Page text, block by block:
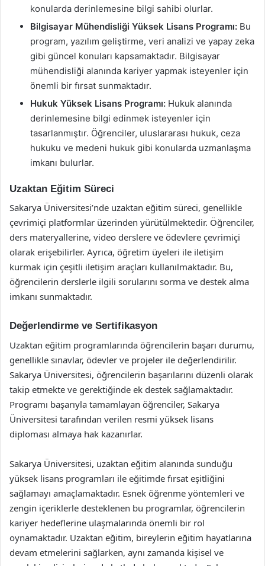
konularda derinlemesine bilgi sahibi olurlar.
Bilgisayar Mühendisliği Yüksek Lisans Programı: Bu
program, yazılım geliştirme, veri analizi ve yapay zeka
gibi güncel konuları kapsamaktadır. Bilgisayar
mühendisliği alanında kariyer yapmak isteyenler için
önemli bir fırsat sunmaktadır.
Hukuk Yüksek Lisans Programı: Hukuk alanında
derinlemesine bilgi edinmek isteyenler için
tasarlanmıştır. Öğrenciler, uluslararası hukuk, ceza
hukuku ve medeni hukuk gibi konularda uzmanlaşma
imkanı bulurlar.
Uzaktan Eğitim Süreci
Sakarya Üniversitesi’nde uzaktan eğitim süreci, genellikle
çevrimiçi platformlar üzerinden yürütülmektedir. Öğrenciler,
ders materyallerine, video derslere ve ödevlere çevrimiçi
olarak erişebilirler. Ayrıca, öğretim üyeleri ile iletişim
kurmak için çeşitli iletişim araçları kullanılmaktadır. Bu,
öğrencilerin derslerle ilgili sorularını sorma ve destek alma
imkanı sunmaktadır.
Değerlendirme ve Sertifikasyon
Uzaktan eğitim programlarında öğrencilerin başarı durumu,
genellikle sınavlar, ödevler ve projeler ile değerlendirilir.
Sakarya Üniversitesi, öğrencilerin başarılarını düzenli olarak
takip etmekte ve gerektiğinde ek destek sağlamaktadır.
Programı başarıyla tamamlayan öğrenciler, Sakarya
Üniversitesi tarafından verilen resmi yüksek lisans
diploması almaya hak kazanırlar.
Sakarya Üniversitesi, uzaktan eğitim alanında sunduğu
yüksek lisans programları ile eğitimde fırsat eşitliğini
sağlamayı amaçlamaktadır. Esnek öğrenme yöntemleri ve
zengin içeriklerle desteklenen bu programlar, öğrencilerin
kariyer hedeflerine ulaşmalarında önemli bir rol
oynamaktadır. Uzaktan eğitim, bireylerin eğitim hayatlarına
devam etmelerini sağlarken, aynı zamanda kişisel ve